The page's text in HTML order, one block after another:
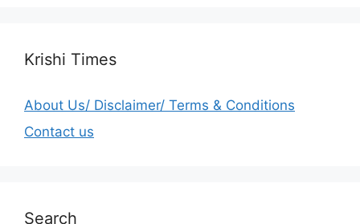
Krishi Times
About Us/ Disclaimer/ Terms & Conditions
Contact us
Search